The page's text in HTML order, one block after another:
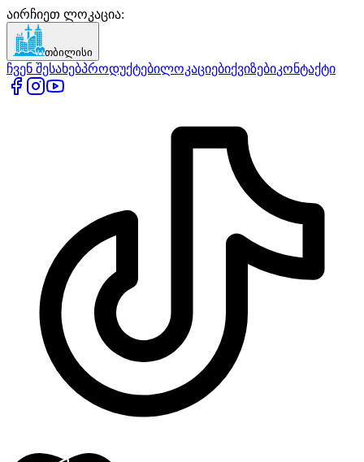
აირჩიეთ ლოკაცია:
თბილისი
ჩვენ შესახებპროდუქტებილოკაციებიქვიზებიკონტაქტი